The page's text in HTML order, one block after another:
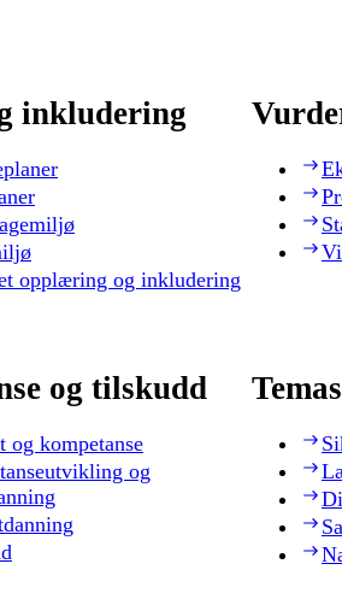
inkludering
opplæring og inkludering
og tilskudd
og kompetanse
og